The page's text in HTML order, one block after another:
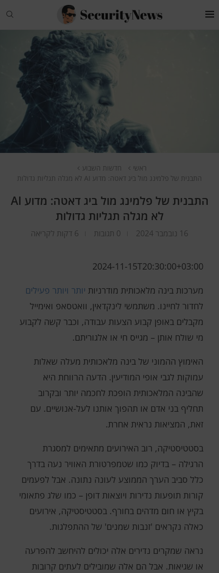
ראשי
חדשות השבוע
התבנית של פלמינג מול ביג דאטה: מדוע AI לא מגלה תגליות גדולות
התבנית של פלמינג מול ביג דאטה: מדוע AI
לא מגלה תגליות גדולות
16 נובמבר 2024 0 תגובות 6 דקות לקריאה
2024-11-15T20:30:00+03:00
מערכות בינה מלאכותית מודרניות יותר ויותר פעילים
לחדור לחיינו. משתמשי לינקדאין, וואטסאפ ואימייל
מקבלים באופן קבוע הצעות עבודה, וכבר קשה לקבוע
מי שולח אותן – מגייס חי או אלגוריתם.
האימוץ ההמוני של בינה מלאכותית מעלה שאלות
עמוקות לגבי אופי המודיעין. הדעה הרווחת היא
שהבינה המלאכותית הופכת לחכמה יותר ובקרוב
תחליף בני אדם או תהפוך אותנו לעל-אנושיים. עם
זאת, המציאות נראית אחרת.
בסטטיסטיקה, רוב האירועים מתאימים למסגרת
הרגילה – בדיוק כמו שטמפרטורת האוויר נעה בדרך
כלל סביב הערך הממוצע לעונה נתונה. אבל לפעמים
קורות תופעות נדירות ויוצאות דופן – כמו שלג פתאומי
בקיץ או חום מדהים בחורף. בסטטיסטיקה, אירועים
כאלה נקראים 'זנבות שמנים' של ההתפלגות.
נראה שמקרים נדירים אלה יכולים להיחשב להפרעה
או שגיאות. אבל הם אלה שמובילים לעתים קרובות